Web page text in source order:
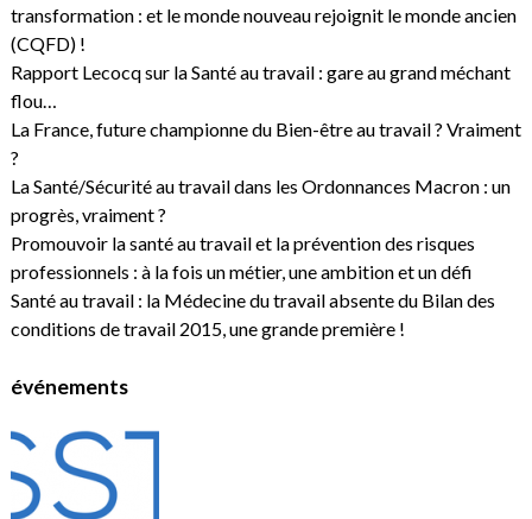
transformation : et le monde nouveau rejoignit le monde ancien
(CQFD) !
Rapport Lecocq sur la Santé au travail : gare au grand méchant
flou…
La France, future championne du Bien-être au travail ? Vraiment
?
La Santé/Sécurité au travail dans les Ordonnances Macron : un
progrès, vraiment ?
Promouvoir la santé au travail et la prévention des risques
professionnels : à la fois un métier, une ambition et un défi
Santé au travail : la Médecine du travail absente du Bilan des
conditions de travail 2015, une grande première !
événements